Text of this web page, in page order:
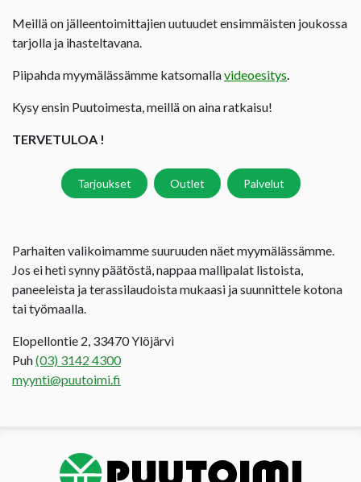
Meillä on jälleentoimittajien uutuudet ensimmäisten joukossa
tarjolla ja ihasteltavana.
Piipahda myymälässämme katsomallavideoesitys.
Kysy ensin Puutoimesta, meillä on aina ratkaisu!
TERVETULOA !
Tarjoukset Outlet Palvelut
Parhaiten valikoimamme suuruuden näet myymälässämme.
Jos ei heti synny päätöstä, nappaa mallipalat listoista,
paneeleista ja terassilaudoista mukaasi ja suunnittele kotona
tai työmaalla.
Elopellontie 2, 33470 Ylöjärvi
Puh(03) 3142 4300
myynti@puutoimi.fi